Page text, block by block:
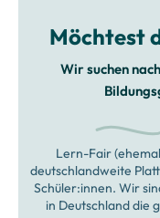
Möchtest
Wir suchen
Lern-Fair
deutschlandweite
Schüler:innen. Wir
in Deutschland die